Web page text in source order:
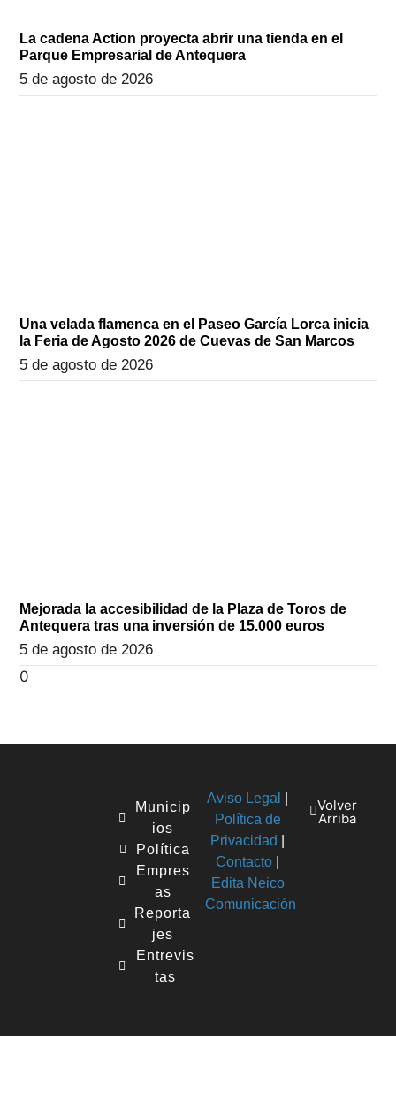
La cadena Action proyecta abrir una tienda en el
Parque Empresarial de Antequera
5 de agosto de 2026
Una velada flamenca en el Paseo García Lorca inicia
la Feria de Agosto 2026 de Cuevas de San Marcos
5 de agosto de 2026
Mejorada la accesibilidad de la Plaza de Toros de
Antequera tras una inversión de 15.000 euros
5 de agosto de 2026
Municip
ios
Política
Empres
as
Reporta
jes
Entrevis
tas
Aviso Legal
Política de
Privacidad
Contacto
Edita Neico
Comunicación
Volver
Arriba